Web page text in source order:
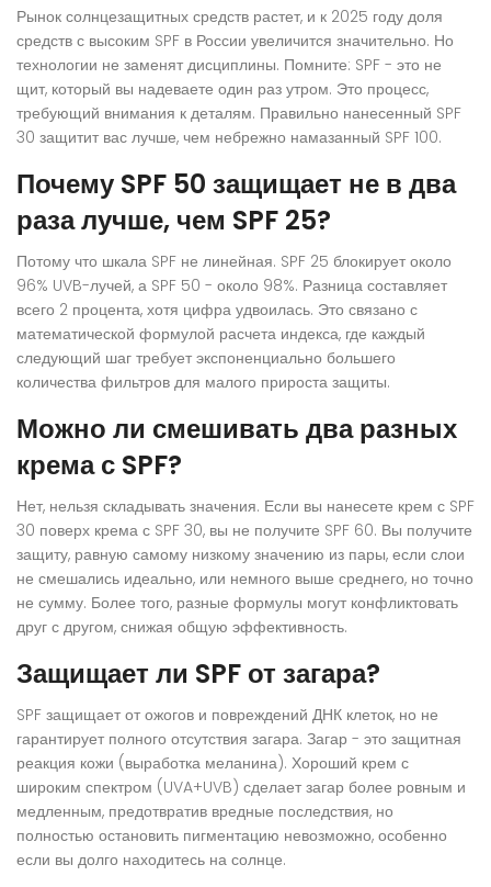
Рынок солнцезащитных средств растет, и к 2025 году доля
средств с высоким SPF в России увеличится значительно. Но
технологии не заменят дисциплины. Помните: SPF - это не
щит, который вы надеваете один раз утром. Это процесс,
требующий внимания к деталям. Правильно нанесенный SPF
30 защитит вас лучше, чем небрежно намазанный SPF 100.
Почему SPF 50 защищает не в два
раза лучше, чем SPF 25?
Потому что шкала SPF не линейная. SPF 25 блокирует около
96% UVB-лучей, а SPF 50 - около 98%. Разница составляет
всего 2 процента, хотя цифра удвоилась. Это связано с
математической формулой расчета индекса, где каждый
следующий шаг требует экспоненциально большего
количества фильтров для малого прироста защиты.
Можно ли смешивать два разных
крема с SPF?
Нет, нельзя складывать значения. Если вы нанесете крем с SPF
30 поверх крема с SPF 30, вы не получите SPF 60. Вы получите
защиту, равную самому низкому значению из пары, если слои
не смешались идеально, или немного выше среднего, но точно
не сумму. Более того, разные формулы могут конфликтовать
друг с другом, снижая общую эффективность.
Защищает ли SPF от загара?
SPF защищает от ожогов и повреждений ДНК клеток, но не
гарантирует полного отсутствия загара. Загар - это защитная
реакция кожи (выработка меланина). Хороший крем с
широким спектром (UVA+UVB) сделает загар более ровным и
медленным, предотвратив вредные последствия, но
полностью остановить пигментацию невозможно, особенно
если вы долго находитесь на солнце.